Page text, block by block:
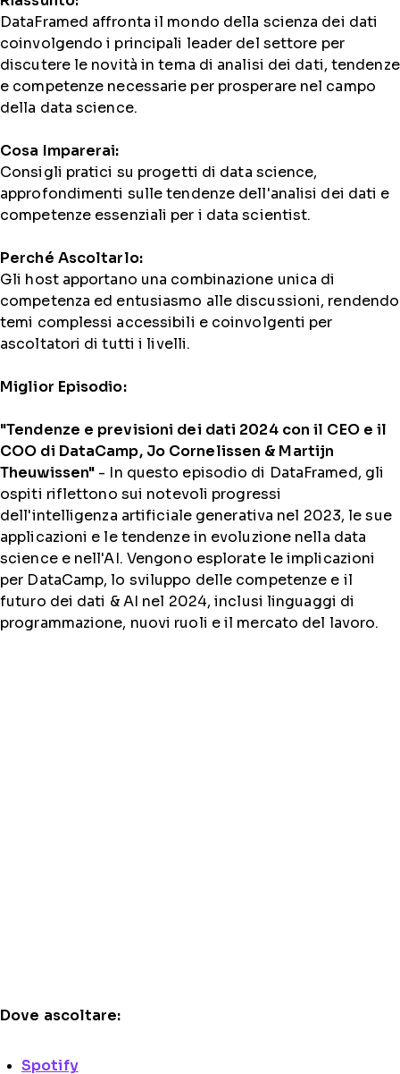
DataFramed affronta il mondo della scienza dei dati
coinvolgendo i principali leader del settore per
discutere le novità in tema di analisi dei dati, tendenze
e competenze necessarie per prosperare nel campo
della data science.
Cosa Imparerai:
Consigli pratici su progetti di data science,
approfondimenti sulle tendenze dell'analisi dei dati e
competenze essenziali per i data scientist.
Perché Ascoltarlo:
Gli host apportano una combinazione unica di
competenza ed entusiasmo alle discussioni, rendendo
temi complessi accessibili e coinvolgenti per
ascoltatori di tutti i livelli.
Miglior Episodio:
"Tendenze e previsioni dei dati 2024 con il CEO e il
COO di DataCamp, Jo Cornelissen & Martijn
Theuwissen" - In questo episodio di DataFramed, gli
ospiti riflettono sui notevoli progressi
dell'intelligenza artificiale generativa nel 2023, le sue
applicazioni e le tendenze in evoluzione nella data
science e nell'AI. Vengono esplorate le implicazioni
per DataCamp, lo sviluppo delle competenze e il
futuro dei dati & AI nel 2024, inclusi linguaggi di
programmazione, nuovi ruoli e il mercato del lavoro.
Dove ascoltare:
Spotify